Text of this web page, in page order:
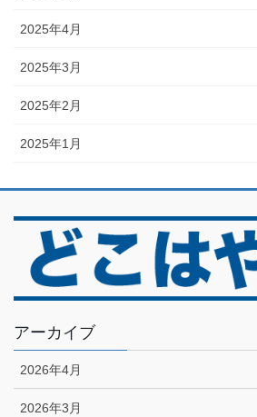
2025年4月
2025年3月
2025年2月
2025年1月
アーカイブ
2026年4月
2026年3月